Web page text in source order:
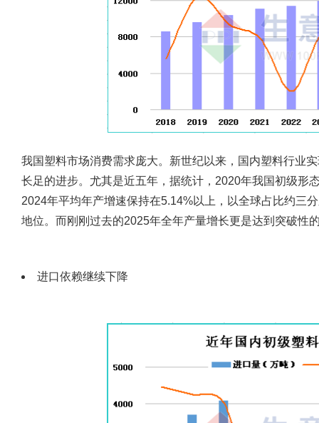
我国塑料市场消费需求庞大。新世纪以来，国内塑料行业
长足的进步。尤其是近五年，据统计，2020年我国初级形
2024年平均年产增速保持在5.14%以上，以全球占比约三
地位。而刚刚过去的2025年全年产量增长更是达到突破性
进口依赖继续下降